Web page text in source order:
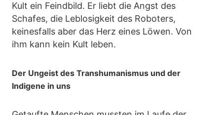
Kult ein Feindbild. Er liebt die Angst des
Schafes, die Leblosigkeit des Roboters,
keinesfalls aber das Herz eines Löwen. Von
ihm kann kein Kult leben.
Der Ungeist des Transhumanismus und der
Indigene in uns